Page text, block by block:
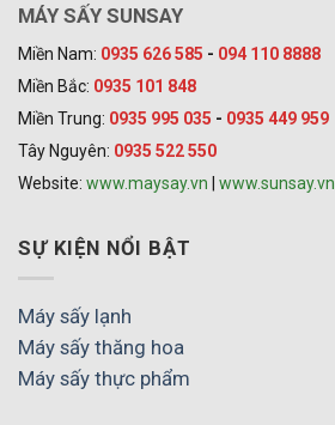
MÁY SẤY SUNSAY
Miền Nam: 0935 626 585 - 094 110 8888
Miền Bắc: 0935 101 848
Miền Trung: 0935 995 035 - 0935 449 959
Tây Nguyên: 0935 522 550
Website: www.maysay.vn www.sunsay.vn
SỰ KIỆN NỔI BẬT
Máy sấy lạnh
Máy sấy thăng hoa
Máy sấy thực phẩm